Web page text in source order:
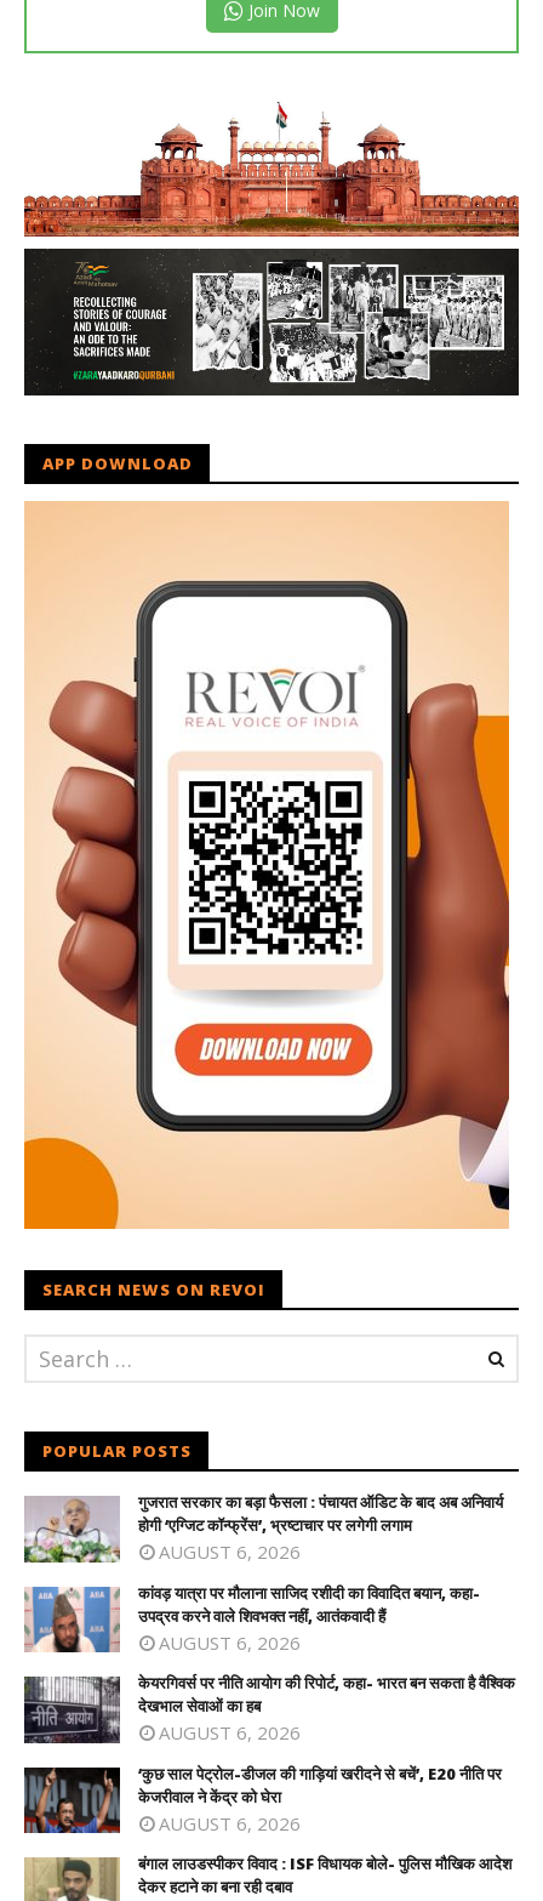
Join Now
APP DOWNLOAD
SEARCH NEWS ON REVOI
POPULAR POSTS
गुजरात सरकार का बड़ा फैसला : पंचायत ऑडिट के बाद अब अनिवार्य
होगी ‘एग्जिट कॉन्फ्रेंस’, भ्रष्टाचार पर लगेगी लगाम
AUGUST 6, 2026
कांवड़ यात्रा पर मौलाना साजिद रशीदी का विवादित बयान, कहा-
उपद्रव करने वाले शिवभक्त नहीं, आतंकवादी हैं
AUGUST 6, 2026
केयरगिवर्स पर नीति आयोग की रिपोर्ट, कहा- भारत बन सकता है वैश्विक
देखभाल सेवाओं का हब
AUGUST 6, 2026
‘कुछ साल पेट्रोल-डीजल की गाड़ियां खरीदने से बचें’, E20 नीति पर
केजरीवाल ने केंद्र को घेरा
AUGUST 6, 2026
बंगाल लाउडस्पीकर विवाद : ISF विधायक बोले- पुलिस मौखिक आदेश
देकर हटाने का बना रही दबाव